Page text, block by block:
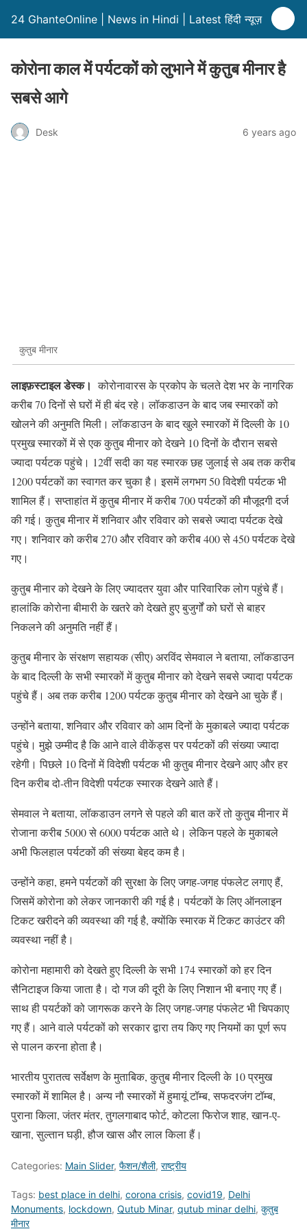
24 GhanteOnline | News in Hindi | Latest हिंदी न्यूज़
कोरोना काल में पर्यटकों को लुभाने में कुतुब मीनार है
सबसे आगे
Desk 6 years ago
कुतुब मीनार
लाइफ़स्टाइल डेस्क। कोरोनावारस के प्रकोप के चलते देश भर के नागरिक
करीब 70 दिनों से घरों में ही बंद रहे। लॉकडाउन के बाद जब स्मारकों को
खोलने की अनुमति मिली। लॉकडाउन के बाद खुले स्मारकों में दिल्ली के 10
प्रमुख स्मारकों में से एक कुतुब मीनार को देखने 10 दिनों के दौरान सबसे
ज्यादा पर्यटक पहुंचे। 12वीं सदी का यह स्मारक छह जुलाई से अब तक करीब
1200 पर्यटकों का स्वागत कर चुका है। इसमें लगभग 50 विदेशी पर्यटक भी
शामिल हैं। सप्ताहांत में कुतुब मीनार में करीब 700 पर्यटकों की मौजूदगी दर्ज
की गई। कुतुब मीनार में शनिवार और रविवार को सबसे ज्यादा पर्यटक देखे
गए। शनिवार को करीब 270 और रविवार को करीब 400 से 450 पर्यटक देखे
गए।
कुतुब मीनार को देखने के लिए ज्यादतर युवा और पारिवारिक लोग पहुंचे हैं।
हालांकि कोरोना बीमारी के खतरे को देखते हुए बुजुर्गों को घरों से बाहर
निकलने की अनुमति नहीं हैं।
कुतुब मीनार के संरक्षण सहायक (सीए) अरविंद सेमवाल ने बताया, लॉकडाउन
के बाद दिल्ली के सभी स्मारकों में कुतुब मीनार को देखने सबसे ज्यादा पर्यटक
पहुंचे हैं। अब तक करीब 1200 पर्यटक कुतुब मीनार को देखने आ चुके हैं।
उन्होंने बताया, शनिवार और रविवार को आम दिनों के मुकाबले ज्यादा पर्यटक
पहुंचे। मुझे उम्मीद है कि आने वाले वीकेंड्स पर पर्यटकों की संख्या ज्यादा
रहेगी। पिछले 10 दिनों में विदेशी पर्यटक भी कुतुब मीनार देखने आए और हर
दिन करीब दो-तीन विदेशी पर्यटक स्मारक देखने आते हैं।
सेमवाल ने बताया, लॉकडाउन लगने से पहले की बात करें तो कुतुब मीनार में
रोजाना करीब 5000 से 6000 पर्यटक आते थे। लेकिन पहले के मुकाबले
अभी फिलहाल पर्यटकों की संख्या बेहद कम है।
उन्होंने कहा, हमने पर्यटकों की सुरक्षा के लिए जगह-जगह पंफलेट लगाए हैं,
जिसमें कोरोना को लेकर जानकारी की गई है। पर्यटकों के लिए ऑनलाइन
टिकट खरीदने की व्यवस्था की गई है, क्योंकि स्मारक में टिकट काउंटर की
व्यवस्था नहीं है।
कोरोना महामारी को देखते हुए दिल्ली के सभी 174 स्मारकों को हर दिन
सैनिटाइज किया जाता है। दो गज की दूरी के लिए निशान भी बनाए गए हैं।
साथ ही पयर्टकों को जागरूक करने के लिए जगह-जगह पंफलेट भी चिपकाए
गए हैं। आने वाले पर्यटकों को सरकार द्वारा तय किए गए नियमों का पूर्ण रूप
से पालन करना होता है।
भारतीय पुरातत्व सर्वेक्षण के मुताबिक, कुतुब मीनार दिल्ली के 10 प्रमुख
स्मारकों में शामिल है। अन्य नौ स्मारकों में हुमायूं टॉम्ब, सफदरजंग टॉम्ब,
पुराना किला, जंतर मंतर, तुगलगाबाद फोर्ट, कोटला फिरोज शाह, खान-ए-
खाना, सुल्तान घड़ी, हौज खास और लाल किला हैं।
Categories: Main Slider, फैशन/शैली, राष्ट्रीय
Tags: best place in delhi, corona crisis, covid19, Delhi
Monuments, lockdown, Qutub Minar, qutub minar delhi, कुतुब
मीनार